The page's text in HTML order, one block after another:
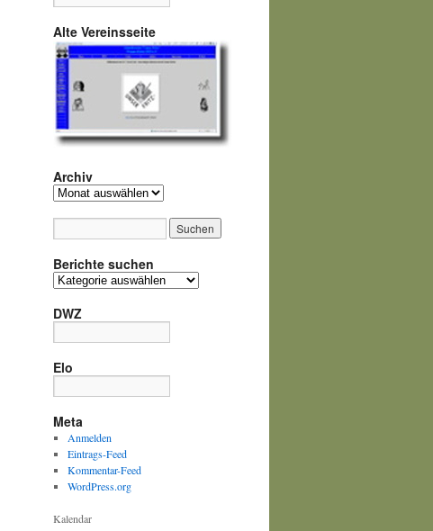
Alte Vereinsseite
Archiv
Archiv
Berichte suchen
Berichte
DWZ
Elo
Meta
Anmelden
Eintrags-Feed
Kommentar-Feed
WordPress.org
Kalendar